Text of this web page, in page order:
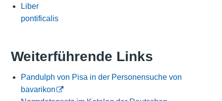
Liber
pontificalis
Weiterführende Links
Pandulph von Pisa in der Personensuche von
bavarikon